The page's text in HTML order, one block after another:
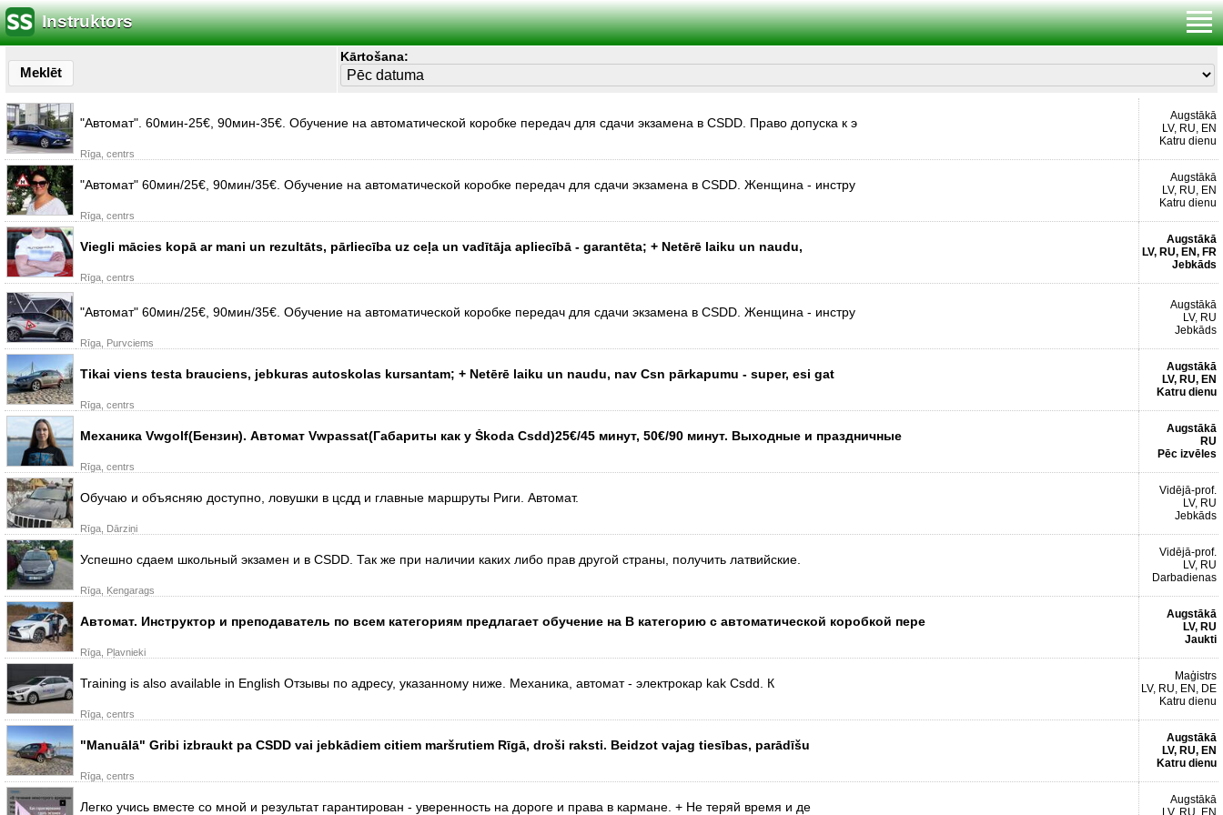
Instruktors
Meklēt
Kārtošana:
"Автомат". 60мин-25€, 90мин-35€. Обучение на автоматической коробке передач для сдачи экзамена в CSDD. Право допуска к э
Rīga, centrs
Augstākā
LV, RU, EN
Katru dienu
"Автомат" 60мин/25€, 90мин/35€. Обучение на автоматической коробке передач для сдачи экзамена в CSDD. Женщина - инстру
Rīga, centrs
Augstākā
LV, RU, EN
Katru dienu
Viegli mācies kopā ar mani un rezultāts, pārliecība uz ceļa un vadītāja apliecībā - garantēta; + Netērē laiku un naudu,
Rīga, centrs
Augstākā
LV, RU, EN, FR
Jebkāds
"Автомат" 60мин/25€, 90мин/35€. Обучение на автоматической коробке передач для сдачи экзамена в CSDD. Женщина - инстру
Rīga, Purvciems
Augstākā
LV, RU
Jebkāds
Tikai viens testa brauciens, jebkuras autoskolas kursantam; + Netērē laiku un naudu, nav Csn pārkapumu - super, esi gat
Rīga, centrs
Augstākā
LV, RU, EN
Katru dienu
Механика Vwgolf(Бензин). Автомат Vwpassat(Габариты как у Škoda Csdd)25€/45 минут, 50€/90 минут. Выходные и праздничные
Rīga, centrs
Augstākā
RU
Pēc izvēles
Обучаю и объясняю доступно, ловушки в цсдд и главные маршруты Риги. Автомат.
Rīga, Dārziņi
Vidējā-prof.
LV, RU
Jebkāds
Успешно сдаем школьный экзамен и в CSDD. Так же при наличии каких либо прав другой страны, получить латвийские.
Rīga, Ķengarags
Vidējā-prof.
LV, RU
Darbadienas
Автомат. Инструктор и преподаватель по всем категориям предлагает обучение на B категорию с автоматической коробкой пере
Rīga, Pļavnieki
Augstākā
LV, RU
Jaukti
Training is also available in English Отзывы по адресу, указанному ниже. Mеханика, автомат - электрокар kak Csdd. К
Rīga, centrs
Maģistrs
LV, RU, EN, DE
Katru dienu
"Manuālā" Gribi izbraukt pa CSDD vai jebkādiem citiem maršrutiem Rīgā, droši raksti. Beidzot vajag tiesības, parādīšu
Rīga, centrs
Augstākā
LV, RU, EN
Katru dienu
Легко учись вместе со мной и результат гарантирован - уверенность на дороге и права в кармане. + Не теряй время и де
Augstākā
LV, RU, EN